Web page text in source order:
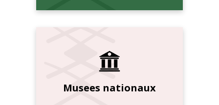
Musees nationaux